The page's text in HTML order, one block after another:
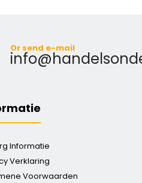
Or send e-mail
Informatie
Verklaring
Voorwaarden